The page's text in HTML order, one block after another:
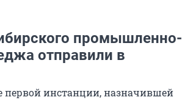
промышленно-
отправили в
первой инстанции, назначившей